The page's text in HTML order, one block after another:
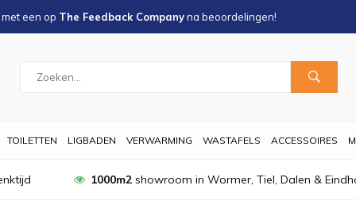
een op The Feedback Companyna beoordelingen!
TOILETTEN LIGBADEN VERWARMING WASTAFELS ACCESSOIRES
1000m2showroom in Wormer, Tiel, Dalen &